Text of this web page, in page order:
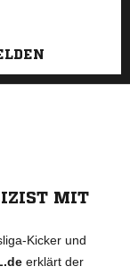
MIT
Kicker und
erklärt der